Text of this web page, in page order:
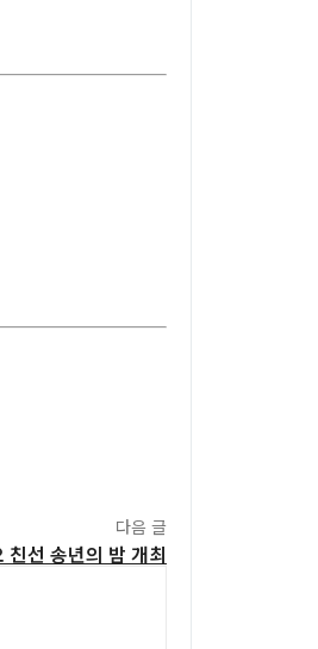
다음 글
선 송년의 밤 개최